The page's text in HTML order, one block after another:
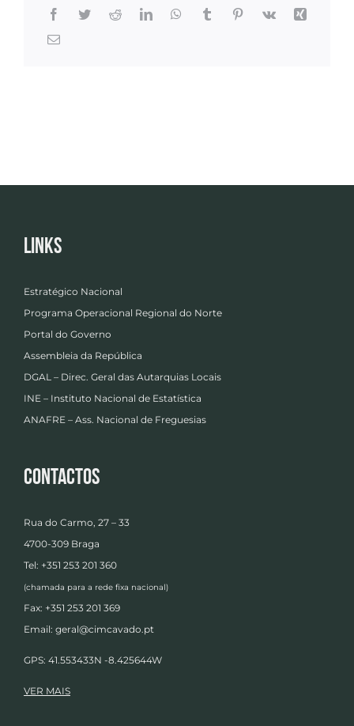
Links
Estratégico Nacional
Programa Operacional Regional do Norte
Portal do Governo
Assembleia da República
DGAL – Direc. Geral das Autarquias Locais
INE – Instituto Nacional de Estatística
ANAFRE – Ass. Nacional de Freguesias
Contactos
Rua do Carmo, 27 – 33
4700-309 Braga
Tel: +351 253 201 360
(chamada para a rede fixa nacional)
Fax: +351 253 201 369
Email: geral@cimcavado.pt
GPS: 41.553433N -8.425644W
VER MAIS